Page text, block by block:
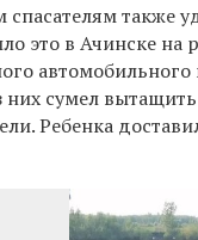
спасателям также
это в Ачинске
них сумел
Ребенка